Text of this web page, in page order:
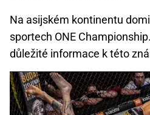
Na asijském kontinentu
sportech ONE
důležité informace k této